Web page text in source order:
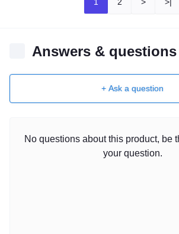
Answers & questions
+ Ask a question
No questions about this product, be
your question.